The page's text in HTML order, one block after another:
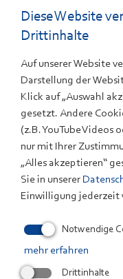
Gasanalytik in
ISO14687:2019. Die
allen drei Laboren
gegeneinander
Tauglichkeit der
europäischen Markt
Das Projekt konnte
Weiterentwicklung
aufzeigen. Einer der
Bescheinigung der
Mitglied des SAB -
aus dreizehn
hervorstach.
Diese Website
Drittinhalte
Auf unserer Website
Darstellung der
Klick auf „Auswahl
gesetzt. Andere
(z.B. YouTube Videos
nur mit Ihrer
„Alles akzeptieren“
Sie in unserer
Einwilligung jederzeit
Notwendige
mehr erfahren
Drittinhalte